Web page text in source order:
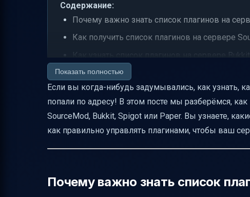
Содержание:
Почему важно знать список плагинов на
Как получить список плагинов на сервере
Как узнать список плагинов на сервере
Где и как выполнять команды
Как проверить, что плагин действительно
Советы по управлению списком плагинов
Безопасность и конфиденциальность
Где хранится информация о плагинах на
Показать полностью
Если вы когда-нибудь задумывались, как узнать,
попали по адресу! В этом посте мы разберёмся,
SourceMod, Bukkit, Spigot или Paper. Вы узнаете,
как правильно управлять плагинами, чтобы ваш
Почему важно знать список